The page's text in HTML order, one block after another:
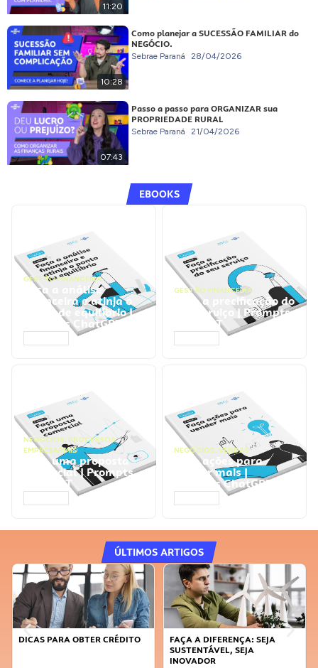
11:20
10:28
Como planejar a SUCESSÃO FAMILIAR do
NEGÓCIO.
Sebrae Paraná 28/04/2026
07:43
Passo a passo para ORGANIZAR sua
PROPRIEDADE RURAL
Sebrae Paraná 21/04/2026
EBOOKS
GESTÃO FINANCEIRA
Faça a análise
financeira e atinja o
ponto de equilíbrio |
Prompts ChatGPT
GESTÃO FINANCEIRA
Faça a precificação do
seu serviço | Prompts
ChatGPT
NEGÓCIOS, PROCESSOS
EMPRESARIAIS
Faça uma proposta
comercial | Prompts
ChatGPT
NEGÓCIOS, VENDAS
Faça ações para
vender mais |
Prompts ChatGPT
ÚLTIMOS ARTIGOS
DICAS PARA OBTER CRÉDITO
FAÇA A DIFERENÇA: SEJA
SUSTENTÁVEL, SEJA
INOVADOR